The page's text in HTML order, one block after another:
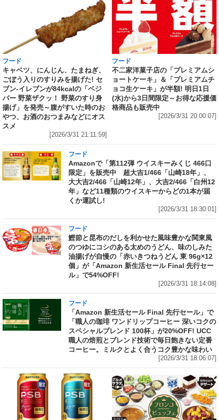
フード
キャベツ、にんじん、たまねぎ、
ごぼう入りのすりみを揚げた! セ
ブン‐イレブンが84kcalの「ベジ
バー 野菜ザクッ！ 野菜のすり身
揚げ」を発売～腹がすいた時のお
やつ、お酒のおつまみなどにオス
スメ
[2026/3/31 21:11:59]
フード
不二家洋菓子店の「プレミアムシ
ョートケーキ」＆「プレミアムチ
ョコ生ケーキ」が半額! 明日1日
(水)から3日間限定～お得な応援価
格商品も販売中
[2026/3/31 20:00:07]
フード
Amazonで「第112弾 ウイスキーみくじ 466口
限定」を販売中 超大吉1/466「山崎18年」、
大大吉2/466「山崎12年」、大吉2/466「白州12
年」など11種類のウイスキーからどの1本が届
くか運試し!
[2026/3/31 18:30:01]
フード
鰹節と昆布のだしを利かせた風味豊かな関東風
のつゆにコシのある太めのうどん、味のしみた
油揚げが自慢の「赤いきつねうどん 東 96g×12
個」が「Amazon 新生活セール Final 先行セー
ル」で54%OFF!
[2026/3/31 18:14:08]
フード
「Amazon 新生活セール Final 先行セール」で
「職人の珈琲 ワンドリップコーヒー 深いコクの
スペシャルブレンド 100杯」が20%OFF! UCC
職人の焙煎とブレンド技術で毎日飽きない定番
コーヒー。ミルクとよく合うコク豊かな味わい
[2026/3/31 18:06:07]